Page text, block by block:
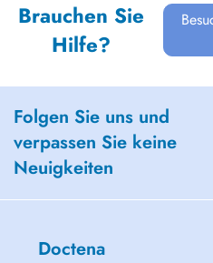
Brauchen Sie
Hilfe?
Folgen Sie uns und
verpassen Sie keine
Neuigkeiten
Doctena